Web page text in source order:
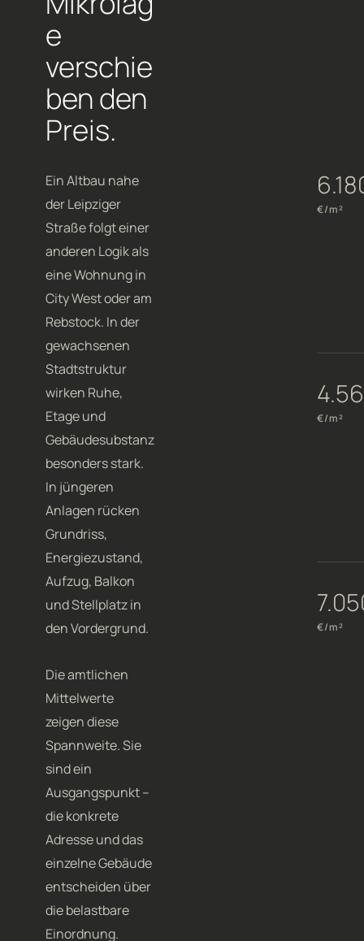
e
verschie
ben den
Preis.
Ein Altbau nahe
der Leipziger
Straße folgt einer
anderen Logik als
eine Wohnung in
City West oder am
Rebstock. In der
gewachsenen
Stadtstruktur
wirken Ruhe,
Etage und
Gebäudesubstanz
besonders stark.
In jüngeren
Anlagen rücken
Grundriss,
Energiezustand,
Aufzug, Balkon
und Stellplatz in
den Vordergrund.
Die amtlichen
Mittelwerte
zeigen diese
Spannweite. Sie
sind ein
Ausgangspunkt –
die konkrete
Adresse und das
einzelne Gebäude
entscheiden über
die belastbare
Einordnung.
€/m²
€/m²
€/m²